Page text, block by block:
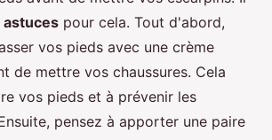
astuces pour cela. Tout d'abord,
vos pieds avec une crème
de mettre vos chaussures. Cela
vos pieds et à prévenir les
pensez à apporter une paire